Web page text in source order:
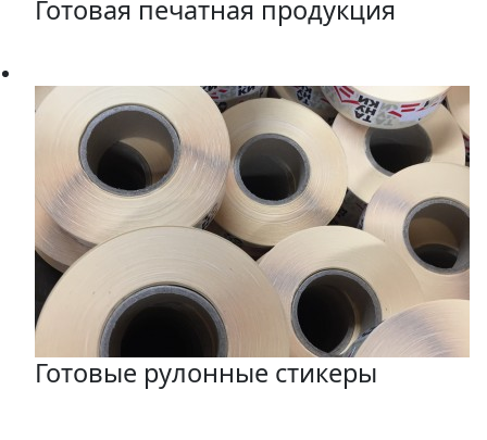
Готовая печатная продукция
Готовые рулонные стикеры